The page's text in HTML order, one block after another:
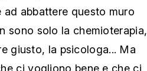
abbattere questo muro
sono solo la chemioterapia,
giusto, la psicologa... Ma
ci vogliono bene e che ci